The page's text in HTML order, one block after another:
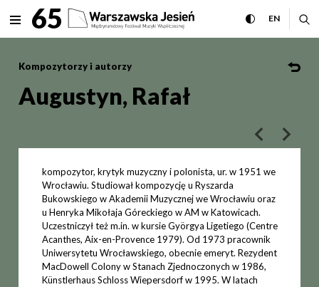
Augustyn, Rafał
rozwiń menu
MENU65 przełącz
ENCHANGE
Kompozytorzy i autorzy
Augustyn, Rafał
poprzedni
kompozytor, krytyk muzyczny i polonista, ur. w 1951 we
Wrocławiu. Studiował kompozycję u Ryszarda
Bukowskiego w Akademii Muzycznej we Wrocławiu oraz
u Henryka Mikołaja Góreckiego w AM w Katowicach.
Uczestniczył też m.in. w kursie Györgya Ligetiego (Centre
Acanthes, Aix-en-Provence 1979). Od 1973 pracownik
Uniwersytetu Wrocławskiego, obecnie emeryt. Rezydent
MacDowell Colony w Stanach Zjednoczonych w 1986,
Künstlerhaus Schloss Wiepersdorf w 1995. W latach